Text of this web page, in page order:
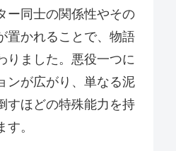
ー同士の関係性やその
置かれることで、物語
りました。悪役一つに
ンが広がり、単なる泥
すほどの特殊能力を持
。